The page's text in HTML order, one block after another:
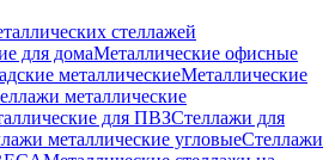
стеллажей
для домаМеталлические офисные
металлическиеМеталлические
металлические
для ПВЗСтеллажи для
металлические угловыеСтеллажи